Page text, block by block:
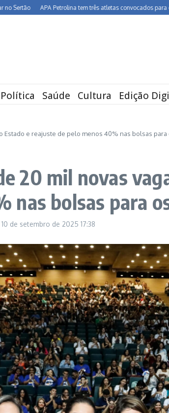
APA Petrolina tem três atletas convocados para o Grand
Política Saúde Cultura Edição
Estado e reajuste de pelo menos 40% nas bolsas
20 mil novas
nas bolsas para
10 de setembro de 2025 17:38